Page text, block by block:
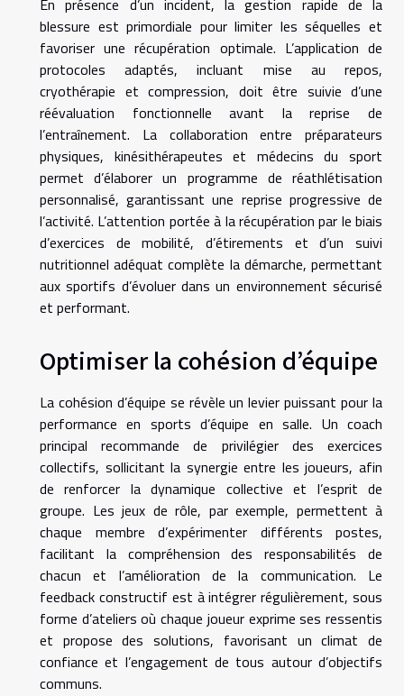
blessure est primordiale pour limiter les séquelles et
favoriser une récupération optimale. L’application de
protocoles adaptés, incluant mise au repos,
cryothérapie et compression, doit être suivie d’une
réévaluation fonctionnelle avant la reprise de
l’entraînement. La collaboration entre préparateurs
physiques, kinésithérapeutes et médecins du sport
permet d’élaborer un programme de réathlétisation
personnalisé, garantissant une reprise progressive de
l’activité. L’attention portée à la récupération par le biais
d’exercices de mobilité, d’étirements et d’un suivi
nutritionnel adéquat complète la démarche, permettant
aux sportifs d’évoluer dans un environnement sécurisé
et performant.
Optimiser la cohésion d’équipe
La cohésion d’équipe se révèle un levier puissant pour la
performance en sports d’équipe en salle. Un coach
principal recommande de privilégier des exercices
collectifs, sollicitant la synergie entre les joueurs, afin
de renforcer la dynamique collective et l’esprit de
groupe. Les jeux de rôle, par exemple, permettent à
chaque membre d’expérimenter différents postes,
facilitant la compréhension des responsabilités de
chacun et l’amélioration de la communication. Le
feedback constructif est à intégrer régulièrement, sous
forme d’ateliers où chaque joueur exprime ses ressentis
et propose des solutions, favorisant un climat de
confiance et l’engagement de tous autour d’objectifs
communs.